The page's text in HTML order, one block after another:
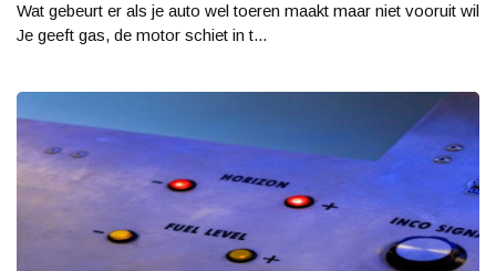
Wat gebeurt er als je auto wel toeren maakt maar niet vooruit wil
Je geeft gas, de motor schiet in t...